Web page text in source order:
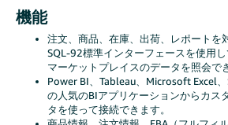
機能
注文、商品、在庫、出荷、レポートを
SQL-92標準インターフェースを使用
マーケットプレイスのデータを照会で
Power BI、Tableau、Microsoft Excel、
の人気のBIアプリケーションからカス
タを使って接続できます。